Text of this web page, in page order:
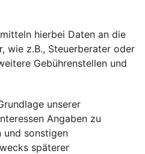
hierbei Daten an die
wie z.B., Steuerberater oder
Gebührenstellen und
unserer
Angaben zu
und sonstigen
späterer